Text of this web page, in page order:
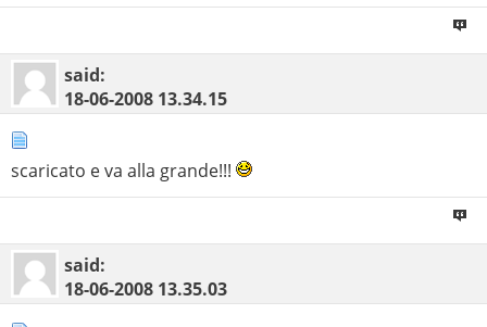
said:
18-06-2008 13.34.15
scaricato e va alla grande!!!
said:
18-06-2008 13.35.03